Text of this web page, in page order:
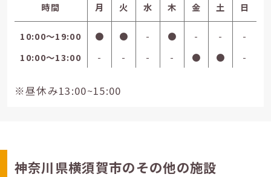
時間 月 火 水 木 金 土 日
10:00〜19:00 ● ● - ● - -
-
10:00〜13:00
- - - - ● ● -
※昼休み13:00~15:00
神奈川県横須賀市のその他の施設